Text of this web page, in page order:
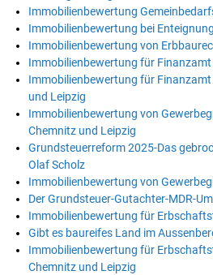
Immobilienbewertung
Immobilienbewertung bei Enteignung
Immobilienbewertung von
Immobilienbewertung für Finanzamt
Immobilienbewertung für Finanzamt
und Leipzig
Immobilienbewertung von
Chemnitz und Leipzig
Grundsteuerreform 2025-Das
Olaf Scholz
Immobilienbewertung von
Der Grundsteuer-Gutachter-MDR-
Immobilienbewertung für
Gibt es baureifes Land im
Immobilienbewertung für
Chemnitz und Leipzig